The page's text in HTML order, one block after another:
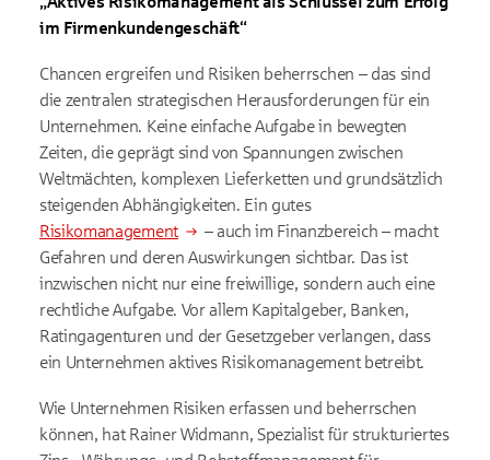
Länder ohne der EU gleichwertiges Datenschutzniveau (z. B.
USA). Informationen finden Siein der Google-
im Firmenkundengeschäft“
Chancen ergreifen und Risiken beherrschen – das sind
die zentralen strategischen Herausforderungen für ein
Unternehmen. Keine einfache Aufgabe in bewegten
Zeiten, die geprägt sind von Spannungen zwischen
Weltmächten, komplexen Lieferketten und grundsätzlich
steigenden Abhängigkeiten. Ein gutes
Risikomanagement
– auch im Finanzbereich – macht
Gefahren und deren Auswirkungen sichtbar. Das ist
inzwischen nicht nur eine freiwillige, sondern auch eine
rechtliche Aufgabe. Vor allem Kapitalgeber, Banken,
Ratingagenturen und der Gesetzgeber verlangen, dass
ein Unternehmen aktives Risikomanagement betreibt.
Wie Unternehmen Risiken erfassen und beherrschen
können, hat Rainer Widmann, Spezialist für strukturiertes